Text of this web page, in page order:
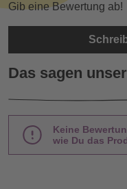
Gib eine Bewertung ab!
Das sagen
Keine
wie Du das